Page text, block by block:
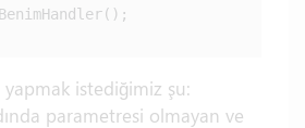
yapmak istediğimiz şu:
parametresi olmayan ve